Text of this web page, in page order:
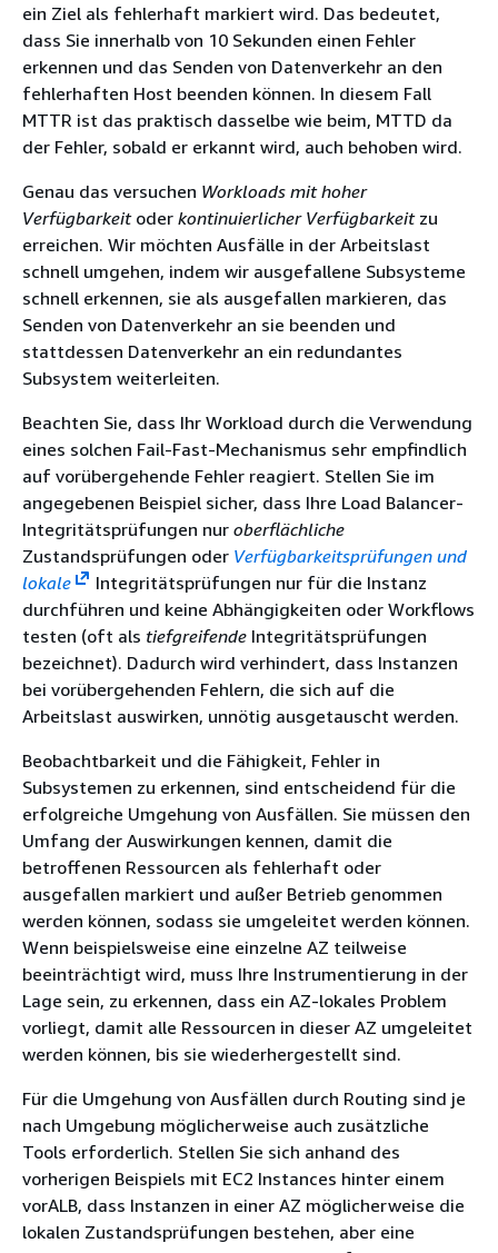
ein Ziel als fehlerhaft markiert wird. Das bedeutet,
dass Sie innerhalb von 10 Sekunden einen Fehler
erkennen und das Senden von Datenverkehr an den
fehlerhaften Host beenden können. In diesem Fall
MTTR ist das praktisch dasselbe wie beim, MTTD da
der Fehler, sobald er erkannt wird, auch behoben wird.
Genau das versuchen Workloads mit hoher
Verfügbarkeitoder kontinuierlicher Verfügbarkeitzu
erreichen. Wir möchten Ausfälle in der Arbeitslast
schnell umgehen, indem wir ausgefallene Subsysteme
schnell erkennen, sie als ausgefallen markieren, das
Senden von Datenverkehr an sie beenden und
stattdessen Datenverkehr an ein redundantes
Subsystem weiterleiten.
Beachten Sie, dass Ihr Workload durch die Verwendung
eines solchen Fail-Fast-Mechanismus sehr empfindlich
auf vorübergehende Fehler reagiert. Stellen Sie im
angegebenen Beispiel sicher, dass Ihre Load Balancer-
Integritätsprüfungen nur oberflächliche
Zustandsprüfungen oder Verfügbarkeitsprüfungen und
lokale
Integritätsprüfungen nur für die Instanz
durchführen und keine Abhängigkeiten oder Workflows
testen (oft als tiefgreifende Integritätsprüfungen
bezeichnet). Dadurch wird verhindert, dass Instanzen
bei vorübergehenden Fehlern, die sich auf die
Arbeitslast auswirken, unnötig ausgetauscht werden.
Beobachtbarkeit und die Fähigkeit, Fehler in
Subsystemen zu erkennen, sind entscheidend für die
erfolgreiche Umgehung von Ausfällen. Sie müssen den
Umfang der Auswirkungen kennen, damit die
betroffenen Ressourcen als fehlerhaft oder
ausgefallen markiert und außer Betrieb genommen
werden können, sodass sie umgeleitet werden können.
Wenn beispielsweise eine einzelne AZ teilweise
beeinträchtigt wird, muss Ihre Instrumentierung in der
Lage sein, zu erkennen, dass ein AZ-lokales Problem
vorliegt, damit alle Ressourcen in dieser AZ umgeleitet
werden können, bis sie wiederhergestellt sind.
Für die Umgehung von Ausfällen durch Routing sind je
nach Umgebung möglicherweise auch zusätzliche
Tools erforderlich. Stellen Sie sich anhand des
vorherigen Beispiels mit EC2 Instances hinter einem
vorALB, dass Instanzen in einer AZ möglicherweise die
lokalen Zustandsprüfungen bestehen, aber eine